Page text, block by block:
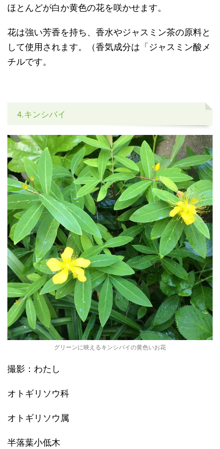
ほとんどが白か黄色の花を咲かせます。
花は強い芳香を持ち、香水やジャスミン茶の原料と
して使用されます。（香気成分は「ジャスミン酸メ
チルです。
4.キンシバイ
グリーンに映えるキンシバイの黄色いお花
撮影：わたし
オトギリソウ科
オトギリソウ属
半落葉小低木